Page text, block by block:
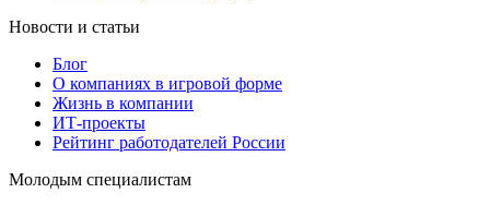
Новости и статьи
Блог
О компаниях в игровой форме
Жизнь в компании
ИТ-проекты
Рейтинг работодателей России
Молодым специалистам